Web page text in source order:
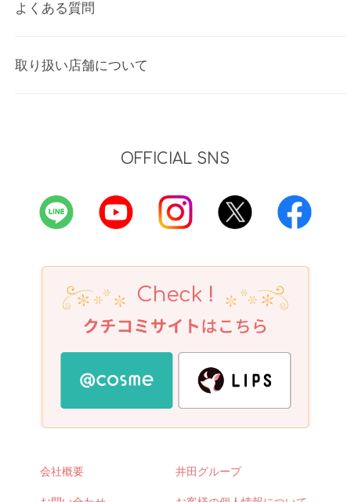
よくある質問
取り扱い店舗について
OFFICIAL SNS
会社概要 井田グループ